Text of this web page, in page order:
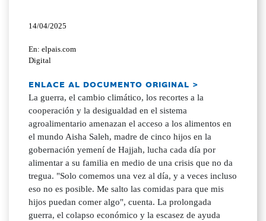
14/04/2025
En: elpais.com
Digital
ENLACE AL DOCUMENTO ORIGINAL >
La guerra, el cambio climático, los recortes a la
cooperación y la desigualdad en el sistema
agroalimentario amenazan el acceso a los alimentos en
el mundo Aisha Saleh, madre de cinco hijos en la
gobernación yemení de Hajjah, lucha cada día por
alimentar a su familia en medio de una crisis que no da
tregua. "Solo comemos una vez al día, y a veces incluso
eso no es posible. Me salto las comidas para que mis
hijos puedan comer algo", cuenta. La prolongada
guerra, el colapso económico y la escasez de ayuda